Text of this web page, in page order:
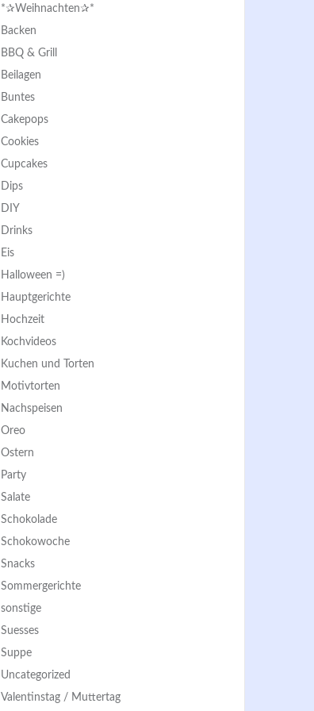
*✰Weihnachten✰*
Backen
BBQ & Grill
Beilagen
Buntes
Cakepops
Cookies
Cupcakes
Dips
DIY
Drinks
Eis
Halloween =)
Hauptgerichte
Hochzeit
Kochvideos
Kuchen und Torten
Motivtorten
Nachspeisen
Oreo
Ostern
Party
Salate
Schokolade
Schokowoche
Snacks
Sommergerichte
sonstige
Suesses
Suppe
Uncategorized
Valentinstag / Muttertag